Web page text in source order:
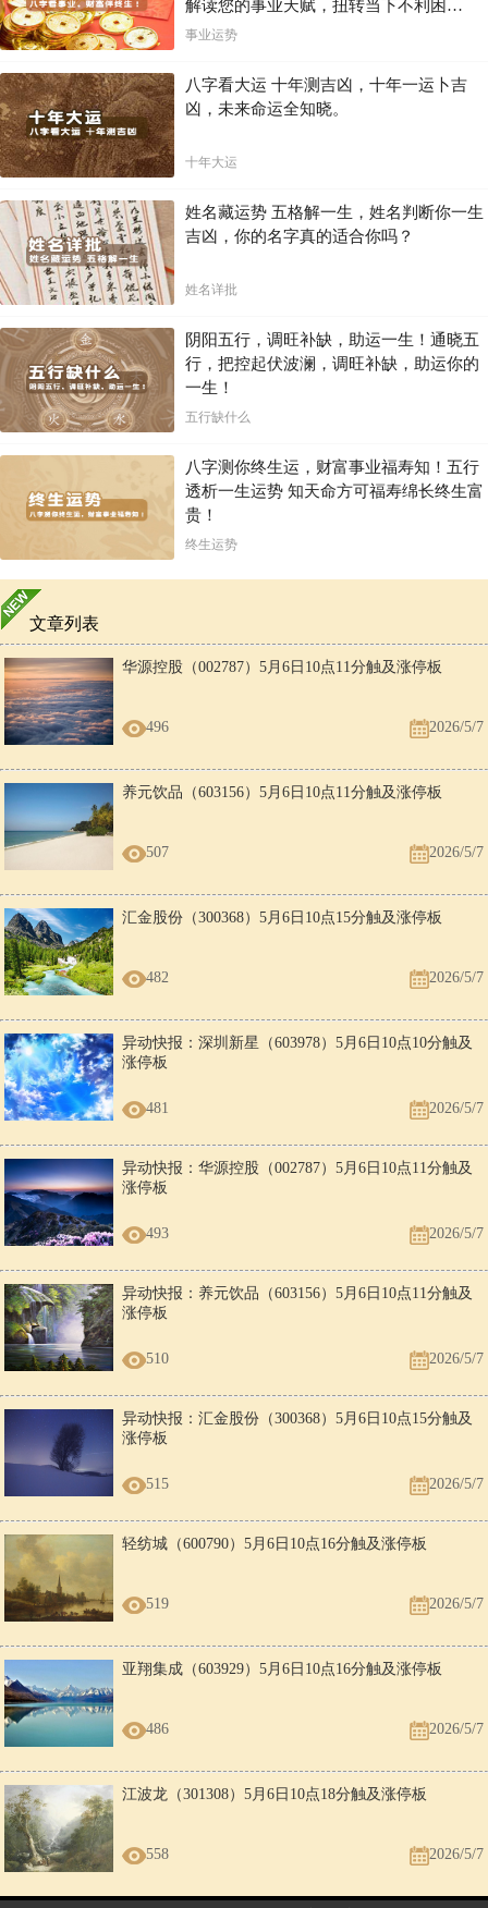
解读您的事业天赋，扭转当下不利困
局！！
事业运势
八字看大运 十年测吉凶，十年一运卜吉
凶，未来命运全知晓。
十年大运
姓名藏运势 五格解一生，姓名判断你一生
吉凶，你的名字真的适合你吗？
姓名详批
阴阳五行，调旺补缺，助运一生！通晓五
行，把控起伏波澜，调旺补缺，助运你的
一生！
五行缺什么
八字测你终生运，财富事业福寿知！五行
透析一生运势 知天命方可福寿绵长终生富
贵！
终生运势
文章列表
华源控股（002787）5月6日10点11分触及涨停板
496 2026/5/7
养元饮品（603156）5月6日10点11分触及涨停板
507 2026/5/7
汇金股份（300368）5月6日10点15分触及涨停板
482 2026/5/7
异动快报：深圳新星（603978）5月6日10点10分触及
涨停板
481 2026/5/7
异动快报：华源控股（002787）5月6日10点11分触及
涨停板
493 2026/5/7
异动快报：养元饮品（603156）5月6日10点11分触及
涨停板
510 2026/5/7
异动快报：汇金股份（300368）5月6日10点15分触及
涨停板
515 2026/5/7
轻纺城（600790）5月6日10点16分触及涨停板
519 2026/5/7
亚翔集成（603929）5月6日10点16分触及涨停板
486 2026/5/7
江波龙（301308）5月6日10点18分触及涨停板
558 2026/5/7